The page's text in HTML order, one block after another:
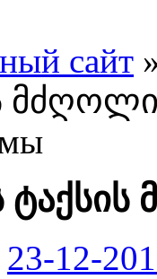
сайт
23-12-